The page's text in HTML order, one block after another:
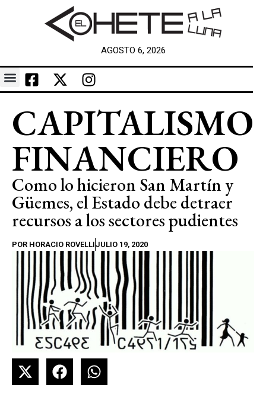
AGOSTO 6, 2026
CAPITALISMO
FINANCIERO
Como lo hicieron San Martín y
Güemes, el Estado debe detraer
recursos a los sectores pudientes
POR HORACIO ROVELLIJULIO 19, 2020